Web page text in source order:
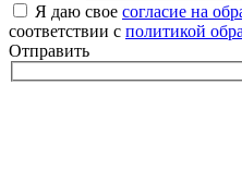
Я даю свое согласие на
соответствии с политикой
Отправить